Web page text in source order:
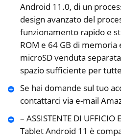
Android 11.0, di un
design avanzato del
funzionamento rapido e
ROM e 64 GB di
microSD venduta
spazio sufficiente per
Se hai domande sul tuo
contattarci via e-mail
– ASSISTENTE DI UFFICIO
Tablet Android 11 è